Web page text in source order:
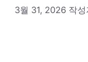
3월 31, 2026 작성